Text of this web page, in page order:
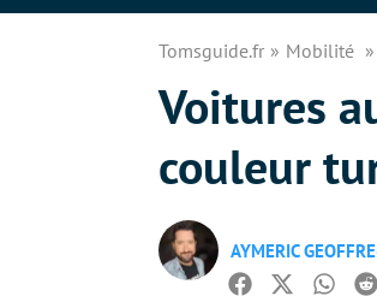
Tomsguide.fr Mobilité
Voitures
couleur
AYMERIC
Facebook
Twitter